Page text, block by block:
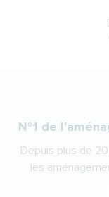
N°1 de
Depuis plus de
les